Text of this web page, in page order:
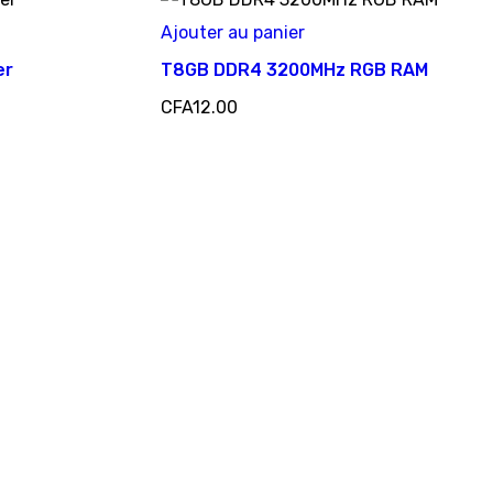
était :
CFA99.00.
est :
Ajouter au panier
T8GB DDR4 3200MHz RGB RAM
CFA12.00